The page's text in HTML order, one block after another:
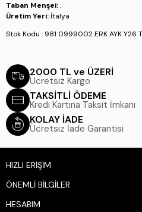
Taban Menşei:.
Üretim Yeri: İtalya
Stok Kodu : 981 0999002 ERK AYK Y26
2000 TL ve ÜZERİ
Ücretsiz Kargo
TAKSİTLİ ÖDEME
Kredi Kartına Taksit İmkanı
KOLAY İADE
Ücretsiz İade Garantisi
HIZLI ERİŞİM
ÖNEMLİ BİLGİLER
HESABIM